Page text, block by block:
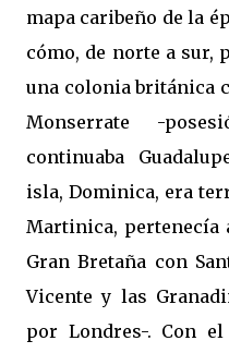
mapa caribeño de la
cómo, de norte a sur,
una colonia británica
Monserrate -
continuaba
isla, Dominica, era
Martinica, pertenecía
Gran Bretaña con
Vicente y las
por Londres-. Con